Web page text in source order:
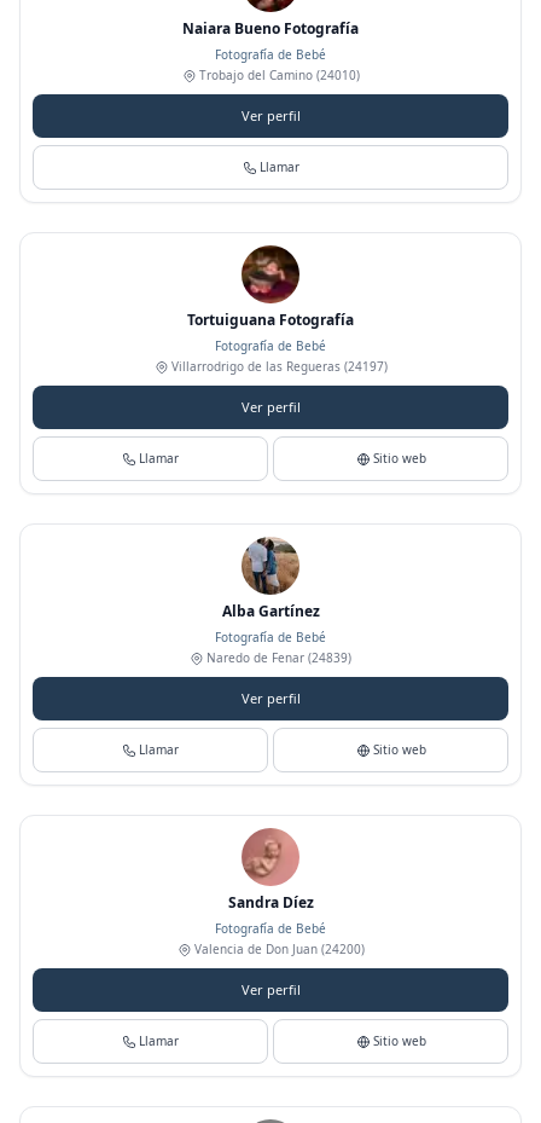
Naiara Bueno Fotografía
Fotografía de Bebé
Trobajo del Camino(24010)
Ver perfil
Llamar
Tortuiguana Fotografía
Fotografía de Bebé
Villarrodrigo de las Regueras(24197)
Ver perfil
Llamar Sitio web
Alba Gartínez
Fotografía de Bebé
Naredo de Fenar (24839)
Ver perfil
Llamar Sitio web
Sandra Díez
Fotografía de Bebé
Valencia de Don Juan(24200)
Ver perfil
Llamar Sitio web